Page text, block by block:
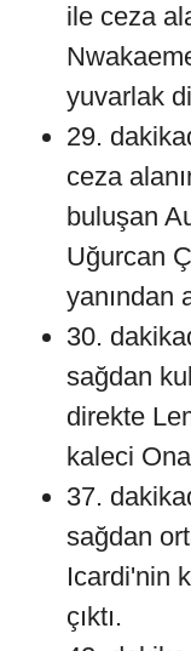
ile ceza
yuvarlak
29.
ceza
buluşan
Uğurcan
yanından
30.
sağdan
direkte
kaleci
37.
sağdan
Icardi'nin
çıktı.